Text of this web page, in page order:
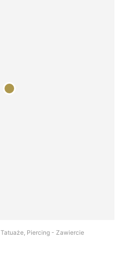
Piercing - Zawiercie